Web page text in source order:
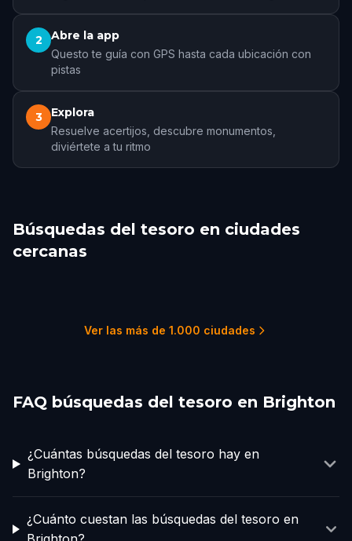
2 Abre la app
Questo te guía con GPS hasta cada ubicación con
pistas
3 Explora
Resuelve acertijos, descubre monumentos,
diviértete a tu ritmo
Búsquedas del tesoro en ciudades
cercanas
Ver las más de 1.000 ciudades
FAQ búsquedas del tesoro en Brighton
¿Cuántas búsquedas del tesoro hay en
Brighton?
¿Cuánto cuestan las búsquedas del tesoro en